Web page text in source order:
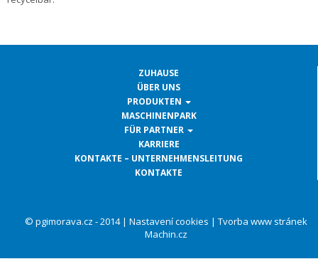
ZUHAUSE
ÜBER UNS
PRODUKTEN
MASCHINENPARK
FÜR PARTNER
KARRIERE
KONTAKTE – UNTERNEHMENSLEITUNG
KONTAKTE
© pgimorava.cz - 2014 | Nastavení cookies | Tvorba www stránek
Machin.cz